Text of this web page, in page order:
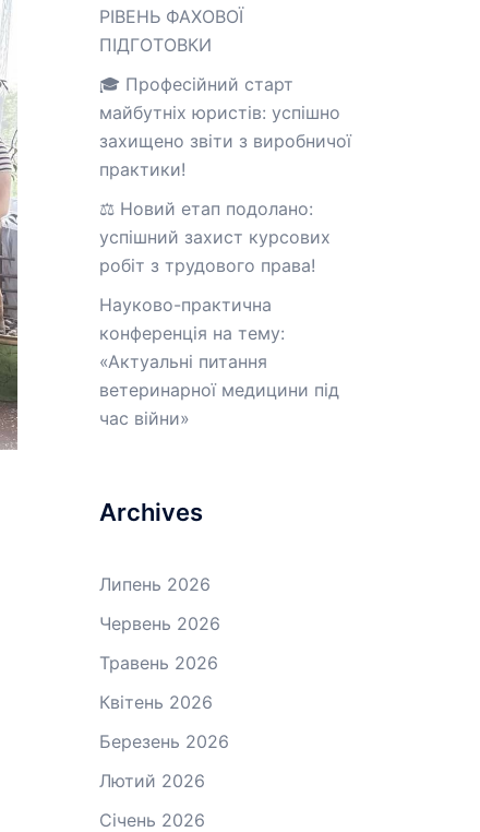
РІВЕНЬ ФАХОВОЇ
ПІДГОТОВКИ
🎓 Професійний старт
майбутніх юристів: успішно
захищено звіти з виробничої
практики!
⚖️ Новий етап подолано:
успішний захист курсових
робіт з трудового права!
Науково-практична
конференція на тему:
«Актуальні питання
ветеринарної медицини під
час війни»
Archives
Липень 2026
Червень 2026
Травень 2026
Квітень 2026
Березень 2026
Лютий 2026
Січень 2026